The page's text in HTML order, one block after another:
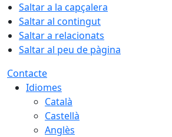
Saltar a la capçalera
Saltar al contingut
Saltar a relacionats
Saltar al peu de pàgina
Contacte
Idiomes
Català
Castellà
Anglès